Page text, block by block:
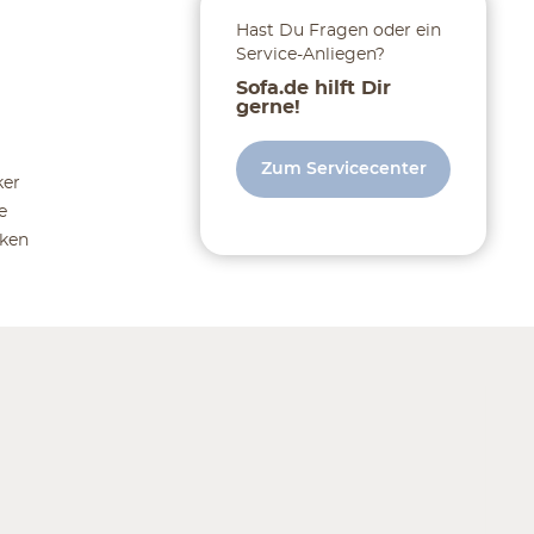
Hast Du Fragen oder ein
Service-Anliegen?
Sofa.de hilft Dir
gerne!
Zum Servicecenter